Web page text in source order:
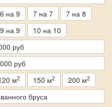
6 на 9 7 на 7
7 на 8
9 на 9
10 на 10
руб
руб
м2 150 м2 200 м2
бруса